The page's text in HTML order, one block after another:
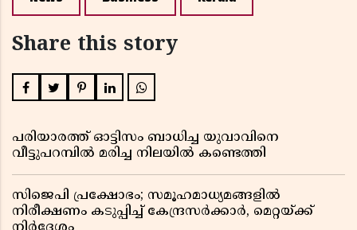
Share this story
പരിയാരത്ത് ഓട്ടിസം ബാധിച്ച യുവാവിനെ
വീട്ടുപറമ്പിൽ മരിച്ച നിലയിൽ കണ്ടെത്തി
സിജെപി പ്രക്ഷോഭം; സമൂഹമാധ്യമങ്ങളിൽ
നിരീക്ഷണം കടുപ്പിച്ച് കേന്ദ്രസർക്കാർ, മെറ്റയ്ക്ക്